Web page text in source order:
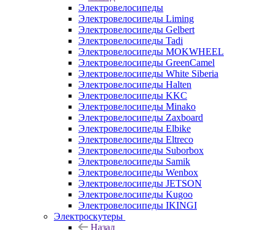
Электровелосипеды
Электровелосипеды Liming
Электровелосипеды Gelbert
Электровелосипеды Tadi
Электровелосипеды MOKWHEEL
Электровелосипеды GreenCamel
Электровелосипеды White Siberia
Электровелосипеды Halten
Электровелосипеды KKC
Электровелосипеды Minako
Электровелосипеды Zaxboard
Электровелосипеды Elbike
Электровелосипеды Eltreco
Электровелосипеды Suborbox
Электровелосипеды Samik
Электровелосипеды Wenbox
Электровелосипеды JETSON
Электровелосипеды Kugoo
Электровелосипеды IKINGI
Электроскутеры
Назад